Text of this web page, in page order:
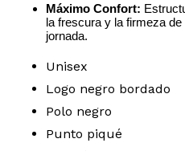
Máximo Confort:
la frescura y la firmeza
jornada.
Unisex
Logo negro bordado
Polo negro
Punto piqué